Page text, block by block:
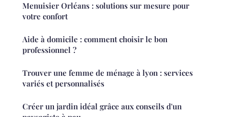
Menuisier Orléans : solutions sur mesure pour
votre confort
Aide à domicile : comment choisir le bon
professionnel ?
Trouver une femme de ménage à lyon : services
variés et personnalisés
Créer un jardin idéal grâce aux conseils d'un